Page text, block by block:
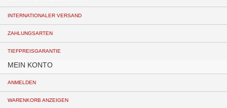
INTERNATIONALER VERSAND
ZAHLUNGSARTEN
TIEFPREISGARANTIE
MEIN KONTO
ANMELDEN
WARENKORB ANZEIGEN